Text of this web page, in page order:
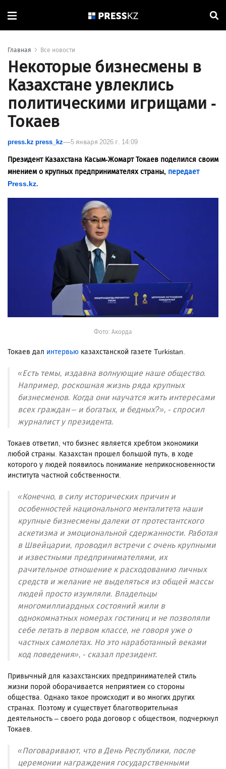
Главная Все новости
Некоторые бизнесмены в
Казахстане увлеклись
политическими игрищами -
Токаев
press.kz press_kz 5 января 2026 г. 14:09
Президент Казахстана Касым-Жомарт Токаев поделился своим
мнением о крупных предпринимателях страны, передает
Press.kz.
Фото: Акорда
Токаев дал интервью казахстанской газете Turkistan.
«Есть темы, издавна волнующие наше общество.
Например, роскошная жизнь ряда крупных
бизнесменов. Когда они научатся жить интересами
всех граждан – и богатых, и бедных?», - спросил
журналист у президента.
Токаев ответил, что бизнес является хребтом экономики
любой страны. Казахстан прошел большой путь, в ходе
которого у людей появилось понимание неприкосновенности
института частной собственности.
«Конечно, в силу исторических причин и
особенностей национального менталитета наши
крупные бизнесмены далеки от протестантского
аскетизма и эмоциональной сдержанности. Работая
в Швейцарии, проводил встречи с очень крупными
и известными предпринимателями, их
рачительное отношение к расходованию личных
средств и желание не выделяться из общей массы
людей просто изумляли. Владельцы
многомиллиардных состояний жили в
однокомнатных номерах гостиниц и не позволяли
себе летать в первом классе, не говоря уже о
частных самолетах. Но это наработанный веками
код поведения», - сказал президент.
Привычный для казахстанских предпринимателей стиль
жизни порой оборачивается неприятием со стороны
общества. Однако такое происходит и во многих других
странах. Поэтому и существует благотворительная
деятельность – своего рода договор с обществом, подчеркнул
Токаев.
«Поговаривают, что в День Республики, после
церемонии награждения государственными